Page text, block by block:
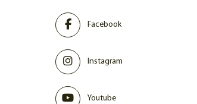
Facebook
Instagram
Youtube